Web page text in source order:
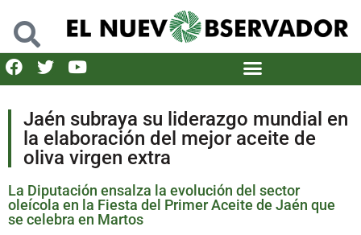
Jaén subraya su liderazgo mundial en
la elaboración del mejor aceite de
oliva virgen extra
La Diputación ensalza la evolución del sector
oleícola en la Fiesta del Primer Aceite de Jaén que
se celebra en Martos